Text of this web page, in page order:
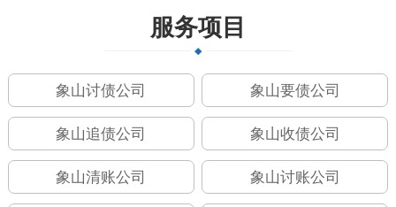
服务项目
象山讨债公司 象山要债公司
象山追债公司 象山收债公司
象山清账公司 象山讨账公司